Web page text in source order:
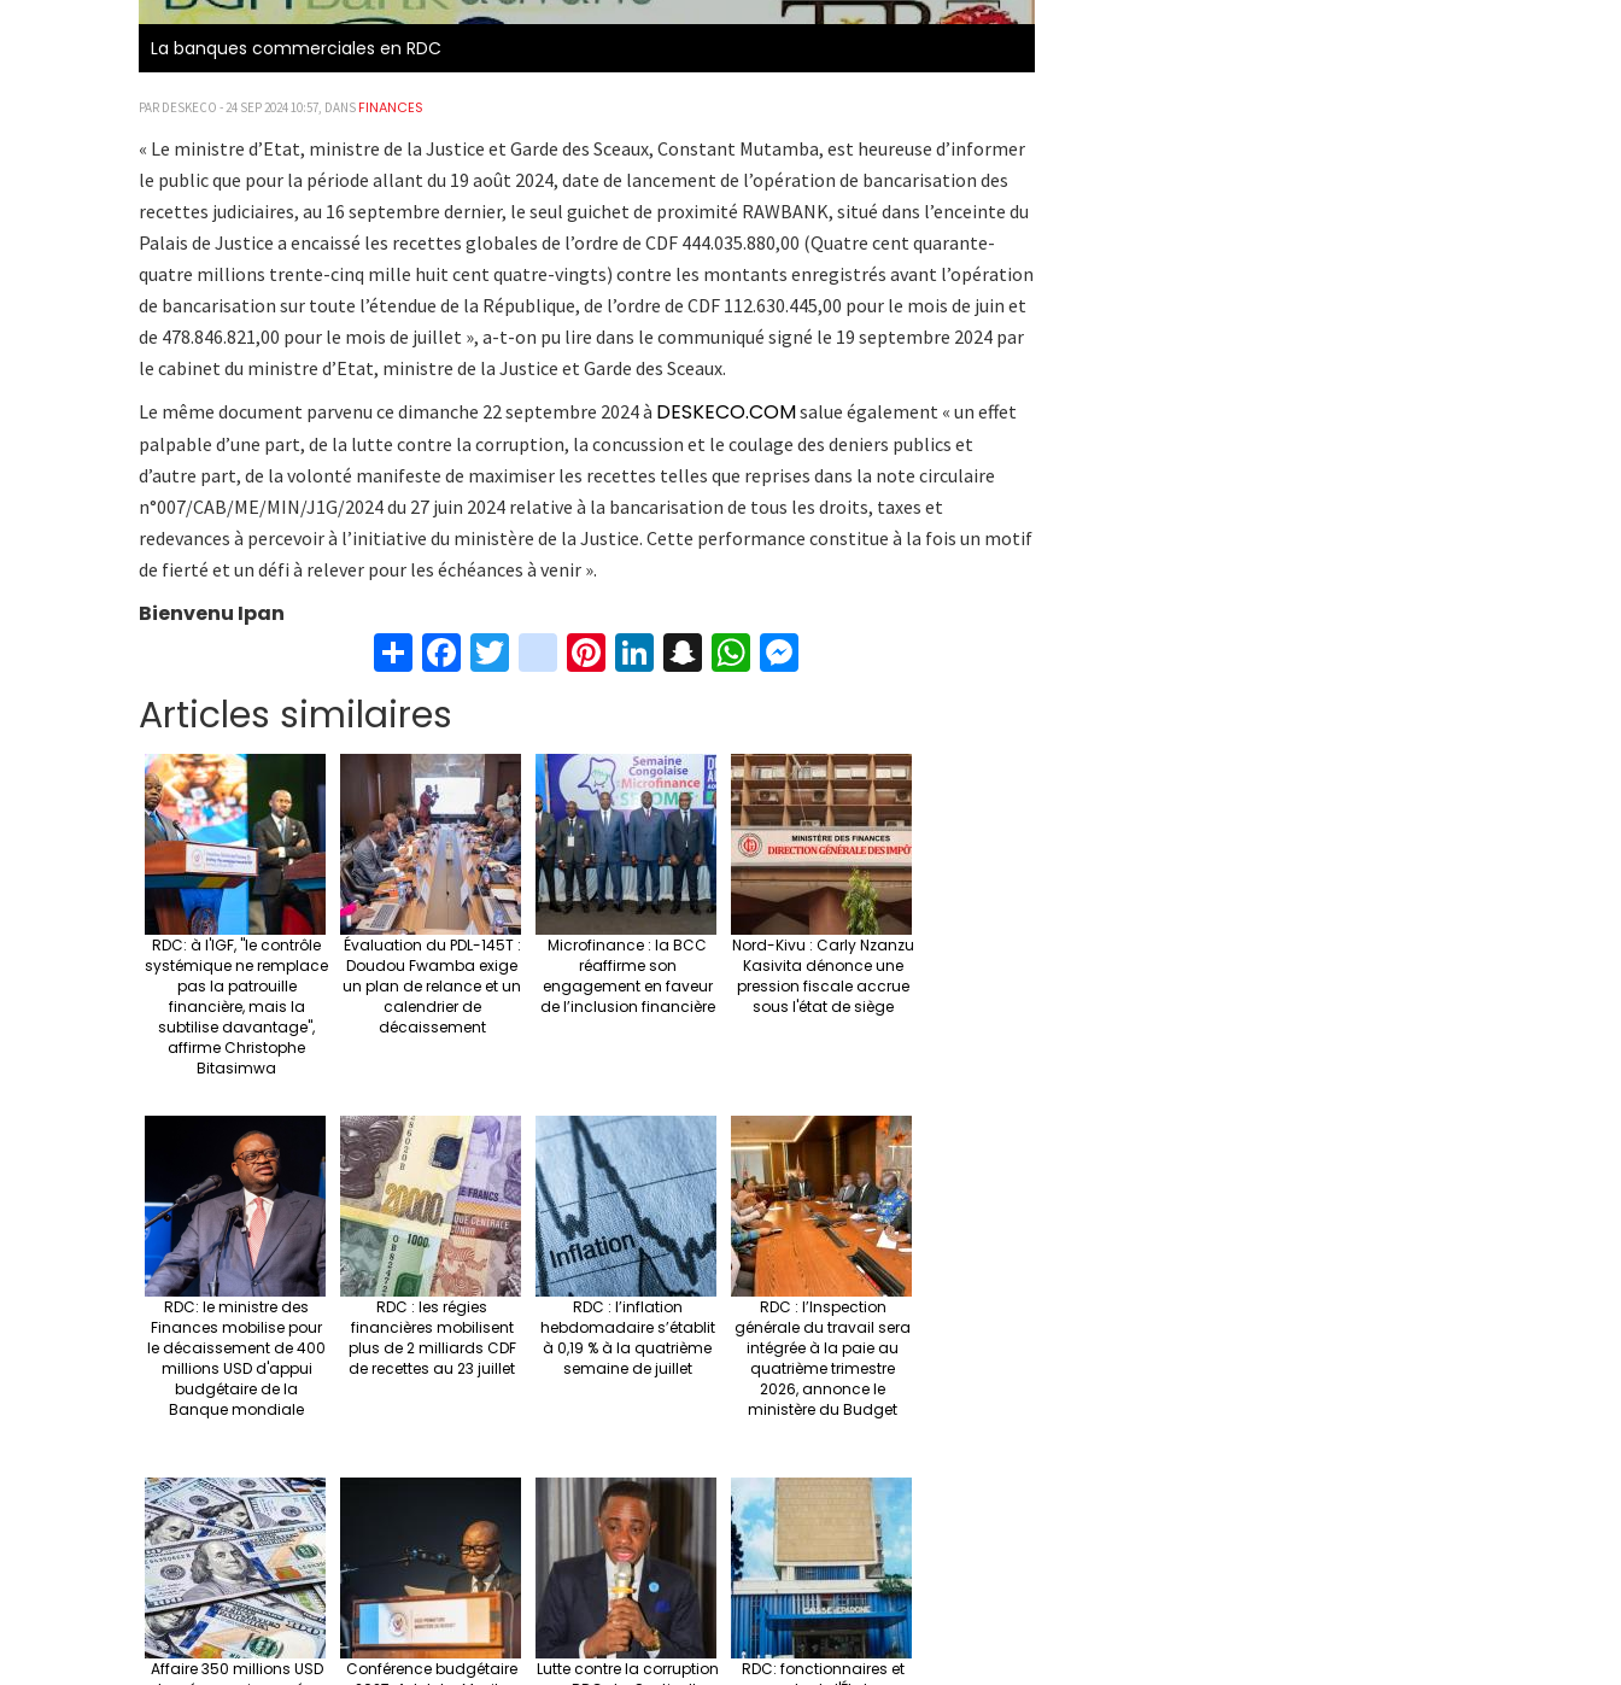
La banques commerciales en RDC
PAR DESKECO - 24 SEP 2024 10:57, DANS FINANCES
« Le ministre d’Etat, ministre de la Justice et Garde des Sceaux, Constant Mutamba, est heureuse d’informer
le public que pour la période allant du 19 août 2024, date de lancement de l’opération de bancarisation des
recettes judiciaires, au 16 septembre dernier, le seul guichet de proximité RAWBANK, situé dans l’enceinte du
Palais de Justice a encaissé les recettes globales de l’ordre de CDF 444.035.880,00 (Quatre cent quarante-
quatre millions trente-cinq mille huit cent quatre-vingts) contre les montants enregistrés avant l’opération
de bancarisation sur toute l’étendue de la République, de l’ordre de CDF 112.630.445,00 pour le mois de juin et
de 478.846.821,00 pour le mois de juillet », a-t-on pu lire dans le communiqué signé le 19 septembre 2024 par
le cabinet du ministre d’Etat, ministre de la Justice et Garde des Sceaux.
Le même document parvenu ce dimanche 22 septembre 2024 à DESKECO.COMsalue également « un effet
palpable d’une part, de la lutte contre la corruption, la concussion et le coulage des deniers publics et
d’autre part, de la volonté manifeste de maximiser les recettes telles que reprises dans la note circulaire
n°007/CAB/ME/MIN/J1G/2024 du 27 juin 2024 relative à la bancarisation de tous les droits, taxes et
redevances à percevoir à l’initiative du ministère de la Justice. Cette performance constitue à la fois un motif
de fierté et un défi à relever pour les échéances à venir ».
Bienvenu Ipan
S
h
ar
e
Fa
ce
o
o
k
T
wi
er
in
st
ra
m
Pi
nt
es
t
Li
n
dI
n
S
n
pc
h
at
W
h
sA
p
p
n
ge
r
Articles similaires
RDC: à l'IGF, "le contrôle
systémique ne remplace
pas la patrouille
financière, mais la
subtilise davantage",
affirme Christophe
Bitasimwa
Évaluation du PDL-145T :
Doudou Fwamba exige
un plan de relance et un
calendrier de
décaissement
Microfinance : la BCC
réaffirme son
engagement en faveur
de l’inclusion financière
Nord-Kivu : Carly Nzanzu
Kasivita dénonce une
pression fiscale accrue
sous l'état de siège
RDC: le ministre des
Finances mobilise pour
le décaissement de 400
millions USD d'appui
budgétaire de la
Banque mondiale
RDC : les régies
financières mobilisent
plus de 2 milliards CDF
de recettes au 23 juillet
RDC : l’inflation
hebdomadaire s’établit
à 0,19 % à la quatrième
semaine de juillet
RDC : l’Inspection
générale du travail sera
intégrée à la paie au
quatrième trimestre
2026, annonce le
ministère du Budget
Affaire 350 millions USD
Conférence budgétaire
Lutte contre la corruption
RDC: fonctionnaires et